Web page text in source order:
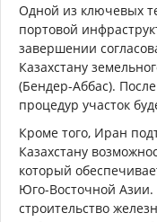
Одной из ключевых
портовой
завершении
Казахстану
(Бендер-Аббас).
процедур участок
Кроме того, Иран
Казахстану
который
Юго-Восточной
строительство